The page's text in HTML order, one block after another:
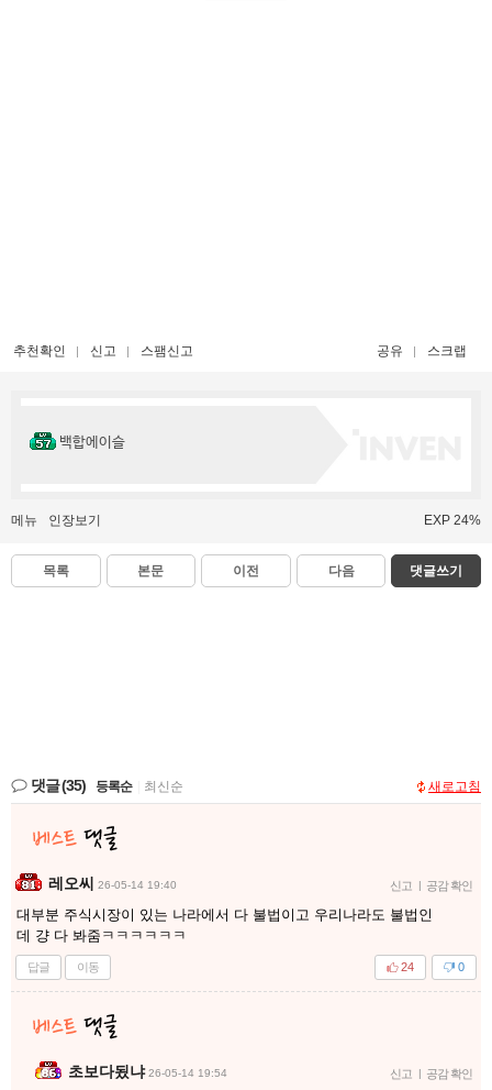
추천확인 신고 스팸신고 공유 스크랩
백합에이슬
메뉴 인장보기 EXP 24%
목록 본문 이전 다음 댓글쓰기
댓글(35) 등록순 최신순 새로고침
레오씨 26-05-14 19:40 신고 | 공감 확인
대부분 주식시장이 있는 나라에서 다 불법이고 우리나라도 불법인
데 걍 다 봐줌ㅋㅋㅋㅋㅋㅋ
답글 이동 0
24
초보다됬냐 26-05-14 19:54 신고 | 공감 확인